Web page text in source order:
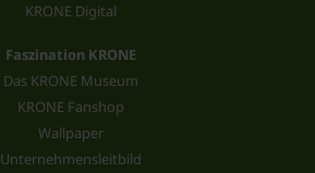
KRONE Digital
Faszination KRONE
Das KRONE Museum
KRONE Fanshop
Wallpaper
Unternehmensleitbild